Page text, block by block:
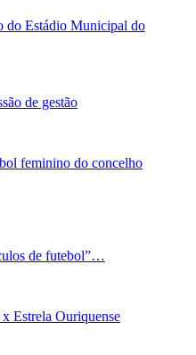
do Estádio Municipal do
de gestão
feminino do concelho
de futebol”…
Estrela Ouriquense